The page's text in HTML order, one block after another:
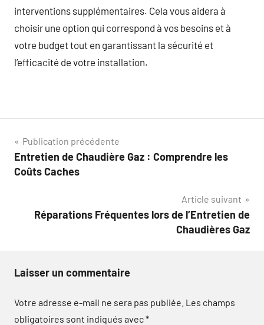
interventions supplémentaires. Cela vous aidera à
choisir une option qui correspond à vos besoins et à
votre budget tout en garantissant la sécurité et
l’efficacité de votre installation.
Navigation
de
Publication précédente
Entretien de Chaudière Gaz : Comprendre les
Coûts Caches
Article suivant
Réparations Fréquentes lors de l’Entretien de
Chaudières Gaz
Laisser un commentaire
Votre adresse e-mail ne sera pas publiée. Les champs
obligatoires sont indiqués avec*